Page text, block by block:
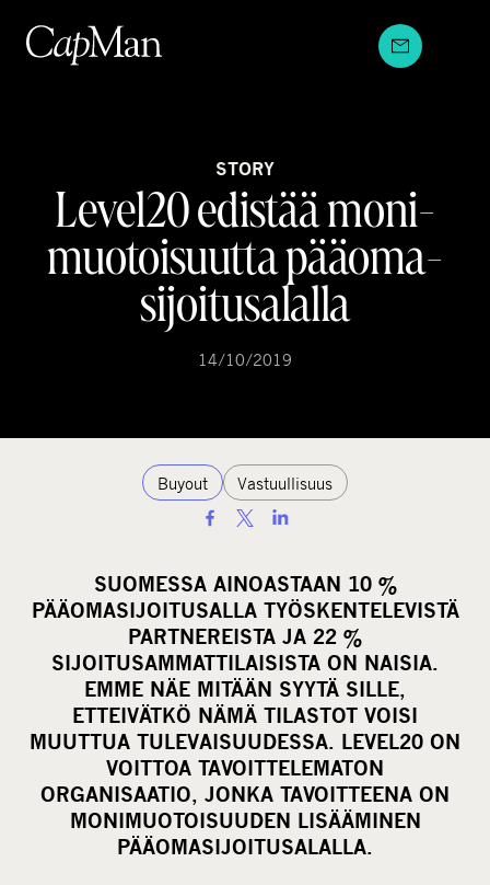
sisältöön
STORY
Level20 edistää moni­
muotoisuutta pääoma­
sijoitusalalla
14/10/2019
Buyout Vastuullisuus
a
r
e
o
n
s
o
i
a
SUOMESSA AINOASTAAN 10 %
PÄÄOMASIJOITUSALLA TYÖSKENTELEVISTÄ
PARTNEREISTA JA 22 %
SIJOITUSAMMATTILAISISTA ON NAISIA.
EMME NÄE MITÄÄN SYYTÄ SILLE,
ETTEIVÄTKÖ NÄMÄ TILASTOT VOISI
MUUTTUA TULEVAISUUDESSA. LEVEL20 ON
VOITTOA TAVOITTELEMATON
ORGANISAATIO, JONKA TAVOITTEENA ON
MONIMUOTOISUUDEN LISÄÄMINEN
PÄÄOMASIJOITUSALALLA.